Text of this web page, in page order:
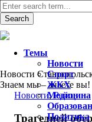
Новости
Знаем мы – знаете вы!
Новости,Район
Трагедией
Темы
Новости
Спорт
ЖКХ
Медицина
Политика